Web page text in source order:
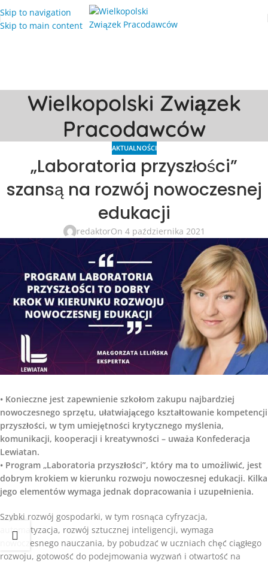
Skip to navigation
Skip to main content
Wielkopolski Związek
Pracodawców
AKTUALNOŚCI
„Laboratoria przyszłości”
szansą na rozwój nowoczesnej
edukacji
redaktorOn 4 października 2021
• Konieczne jest zapewnienie szkołom zakupu najbardziej
nowoczesnego sprzętu, ułatwiającego kształtowanie kompetencji
przyszłości, w tym umiejętności krytycznego myślenia,
komunikacji, kooperacji i kreatywności – uważa Konfederacja
Lewiatan.
• Program „Laboratoria przyszłości”, który ma to umożliwić, jest
dobrym krokiem w kierunku rozwoju nowoczesnej edukacji. Kilka
jego elementów wymaga jednak dopracowania i uzupełnienia.
Szybki rozwój gospodarki, w tym rosnąca cyfryzacja,
automatyzacja, rozwój sztucznej inteligencji, wymaga
nowoczesnego nauczania, by pobudzać w uczniach chęć ciągłego
rozwoju, gotowość do podejmowania wyzwań i otwartość na